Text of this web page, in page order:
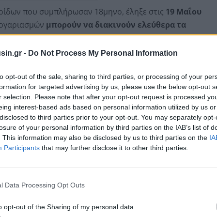
- Do Not Process My Personal Information
opt-out of the sale, sharing to third parties, or processing of your
for targeted advertising by us, please use the below opt-out
selection. Please note that after your opt-out request is processed
interest-based ads based on personal information utilized by us
to third parties prior to your opt-out. You may separately
of your personal information by third parties on the IAB’s list of
This information may also be disclosed by us to third parties on the
Participants that may further disclose it to other third parties.
Data Processing Opt Outs
opt-out of the Sharing of my personal data.
που συμπλήρωσαν 18μηνο, έληξε στις 19 Μαΐου
μπορούν να διακινούν ελεύθερα τα
σε ελληνικές και ξένες τράπεζες όπως και το
έκτασης φοροδιαφυγής, είσπραξη μίζας,
αποκτούν ξανά πρόσβαση στους λογαριασμούς
όσοι βρίσκονται στιςλίστες Λαγκάρντ,
ή είναι εμπλεκόμενοι και κατηγορούμενοι για τις
προγραμμάτων κ.λπ.